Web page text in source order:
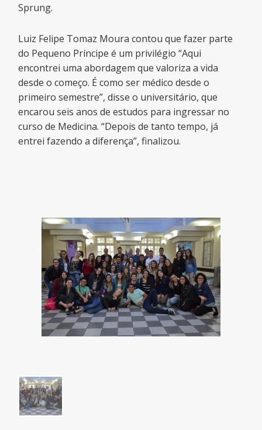
Sprung.
Luiz Felipe Tomaz Moura contou que fazer parte
do Pequeno Príncipe é um privilégio “Aqui
encontrei uma abordagem que valoriza a vida
desde o começo. É como ser médico desde o
primeiro semestre”, disse o universitário, que
encarou seis anos de estudos para ingressar no
curso de Medicina. “Depois de tanto tempo, já
entrei fazendo a diferença”, finalizou.